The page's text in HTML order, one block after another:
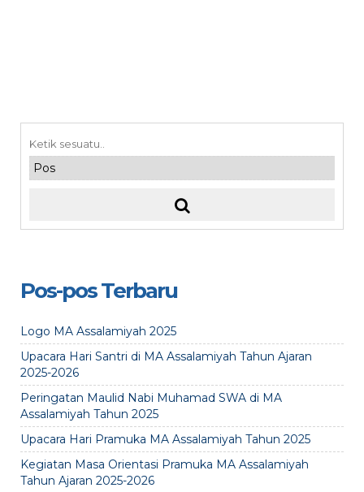
Pos-pos Terbaru
Logo MA Assalamiyah 2025
Upacara Hari Santri di MA Assalamiyah Tahun Ajaran
2025-2026
Peringatan Maulid Nabi Muhamad SWA di MA
Assalamiyah Tahun 2025
Upacara Hari Pramuka MA Assalamiyah Tahun 2025
Kegiatan Masa Orientasi Pramuka MA Assalamiyah
Tahun Ajaran 2025-2026